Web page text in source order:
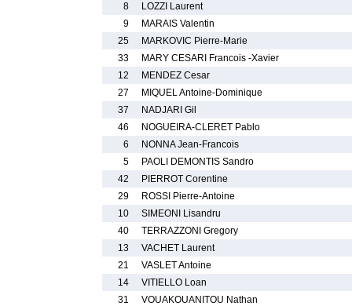
8
LOZZI Laurent
9
MARAIS Valentin
25
MARKOVIC Pierre-Marie
33
MARY CESARI Francois -Xavier
12
MENDEZ Cesar
27
MIQUEL Antoine-Dominique
37
NADJARI Gil
46
NOGUEIRA-CLERET Pablo
6
NONNA Jean-Francois
5
PAOLI DEMONTIS Sandro
42
PIERROT Corentine
29
ROSSI Pierre-Antoine
10
SIMEONI Lisandru
40
TERRAZZONI Gregory
13
VACHET Laurent
21
VASLET Antoine
14
VITIELLO Loan
31
VOUAKOUANITOU Nathan